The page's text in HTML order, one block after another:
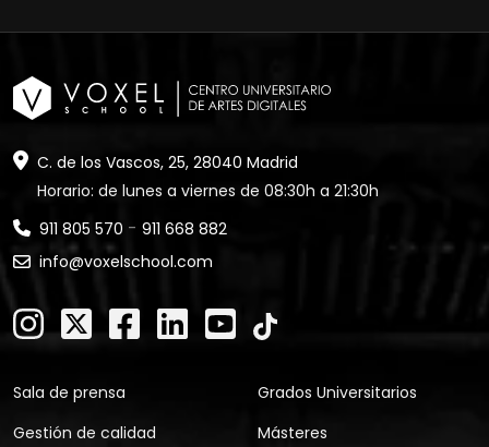
C. de los Vascos, 25, 28040 Madrid
Horario: de lunes a viernes de 08:30h a 21:30h
911 805 570 - 911 668 882
info@voxelschool.com
Sala de prensa
Gestión de calidad
Grados Universitarios
Másteres